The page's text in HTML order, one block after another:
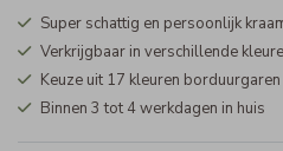
Super schattig en persoonlijk
Verkrijgbaar in verschillende
Keuze uit 17 kleuren borduurgaren
Binnen 3 tot 4 werkdagen in huis